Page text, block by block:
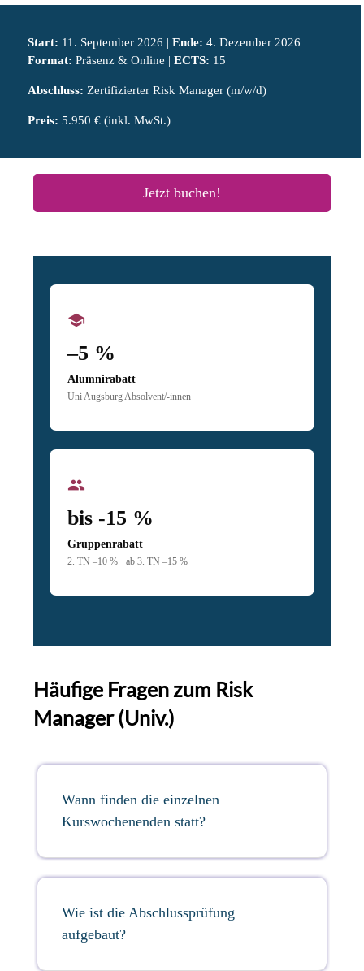
Start: 11. September 2026 | Ende: 4. Dezember 2026 |
Format: Präsenz & Online | ECTS: 15
Abschluss: Zertifizierter Risk Manager (m/w/d)
Preis: 5.950 € (inkl. MwSt.)
Jetzt buchen!
school
–5 %
Alumnirabatt
Uni Augsburg Absolvent/-innen
group
bis -15 %
Gruppenrabatt
2. TN –10 % · ab 3. TN –15 %
Häufige Fragen zum Risk
Manager (Univ.)
Wann finden die einzelnen
Kurswochenenden statt?
Wie ist die Abschlussprüfung
aufgebaut?